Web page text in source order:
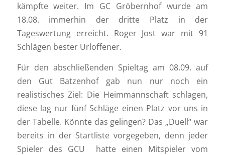
kämpfte weiter. Im GC Gröbernhof wurde am
18.08. immerhin der dritte Platz in der
Tageswertung erreicht. Roger Jost war mit 91
Schlägen bester Urloffener.
Für den abschließenden Spieltag am 08.09. auf
den Gut Batzenhof gab nun nur noch ein
realistisches Ziel: Die Heimmannschaft schlagen,
diese lag nur fünf Schläge einen Platz vor uns in
der Tabelle. Könnte das gelingen? Das „Duell“ war
bereits in der Startliste vorgegeben, denn jeder
Spieler des GCU hatte einen Mitspieler vom